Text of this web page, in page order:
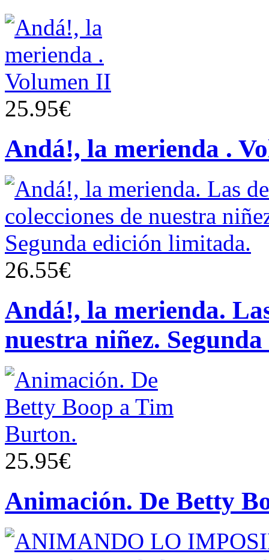
25.95€
Andá!, la merienda .
26.55€
Andá!, la merienda.
nuestra niñez.
25.95€
Animación. De Betty